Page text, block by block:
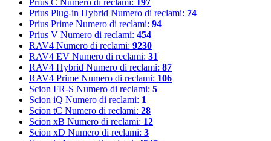
Prius Plug-in Hybrid Numero di reclami: 74
Prius Prime Numero di reclami: 94
Prius V Numero di reclami: 454
RAV4 Numero di reclami: 9230
RAV4 EV Numero di reclami: 31
RAV4 Hybrid Numero di reclami: 87
RAV4 Prime Numero di reclami: 106
Scion FR-S Numero di reclami: 5
Scion iQ Numero di reclami: 1
Scion tC Numero di reclami: 28
Scion xB Numero di reclami: 12
Scion xD Numero di reclami: 3